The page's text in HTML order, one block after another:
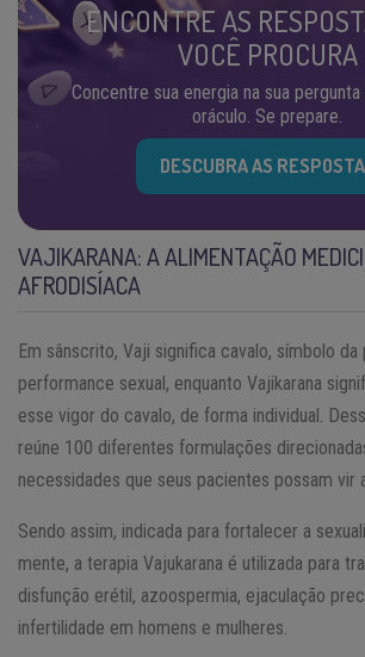
ENCONTRE AS
VOCÊ PROCURA
Concentre sua energia na sua
oráculo. Se prepare.
DESCUBRA AS
VAJIKARANA: A ALIMENTAÇÃO
AFRODISÍACA
Em sânscrito, Vaji significa cavalo, símbolo da
performance sexual, enquanto Vajikarana
esse vigor do cavalo, de forma individual.
reúne 100 diferentes formulações
necessidades que seus pacientes possam vir
Sendo assim, indicada para fortalecer a
mente, a terapia Vajukarana é utilizada para
disfunção erétil, azoospermia, ejaculação
infertilidade em homens e mulheres.